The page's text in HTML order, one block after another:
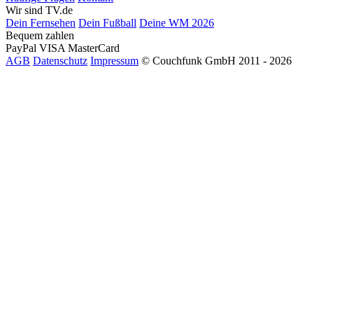
Wir sind TV.de
Dein Fernsehen Dein Fußball Deine WM 2026
Bequem zahlen
PayPal VISA MasterCard
AGB Datenschutz Impressum © Couchfunk GmbH 2011 - 2026